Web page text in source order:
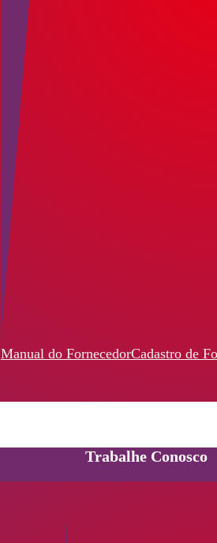
Manual do FornecedorCadastro de
Trabalhe Conosco